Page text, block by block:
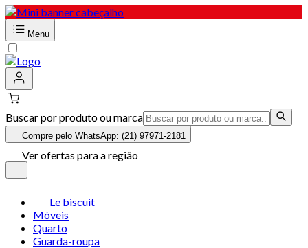
Menu
Buscar por produto ou marca
Compre pelo WhatsApp: (21) 97971-2181
Ver ofertas para a região
Le biscuit
Móveis
Quarto
Guarda-roupa